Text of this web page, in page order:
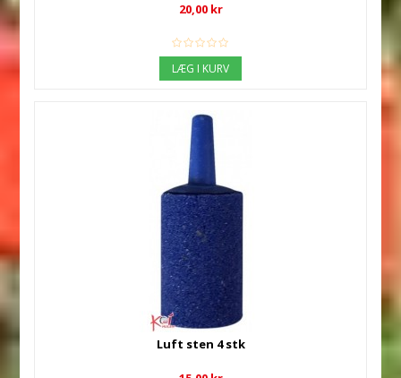
20,00 kr
LÆG I KURV
Luft sten 4 stk